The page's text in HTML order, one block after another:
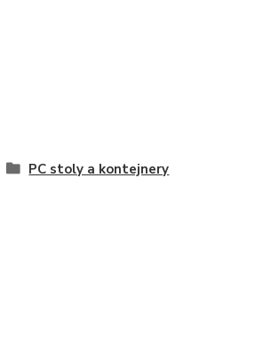
PC stoly a kontejnery